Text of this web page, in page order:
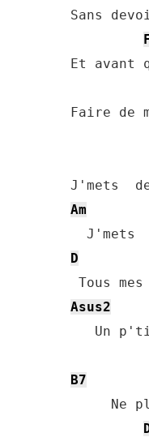
Sans
Et avant
Faire de
Am
D
Asus2
Un
B7
Ne